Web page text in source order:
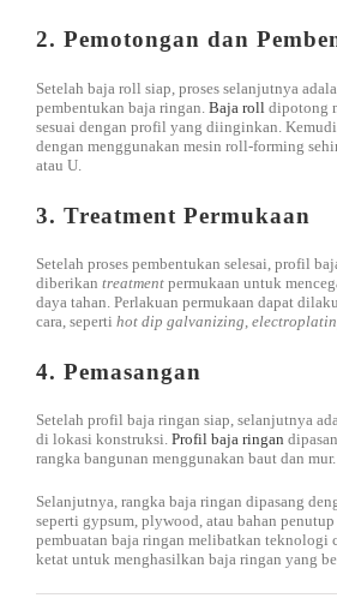
2. Pemotongan dan
Setelah baja roll siap, proses selanjutnya
pembentukan baja ringan. Baja roll dipotong
sesuai dengan profil yang diinginkan.
dengan menggunakan mesin roll-forming
atau U.
3. Treatment Permukaan
Setelah proses pembentukan selesai, profil
diberikan treatment permukaan untuk
daya tahan. Perlakuan permukaan dapat
cara, seperti hot dip galvanizing
4. Pemasangan
Setelah profil baja ringan siap, selanjutnya
di lokasi konstruksi. Profil baja ringan
rangka bangunan menggunakan baut dan mur.
Selanjutnya, rangka baja ringan dipasang
seperti gypsum, plywood, atau bahan
pembuatan baja ringan melibatkan teknologi
ketat untuk menghasilkan baja ringan yang